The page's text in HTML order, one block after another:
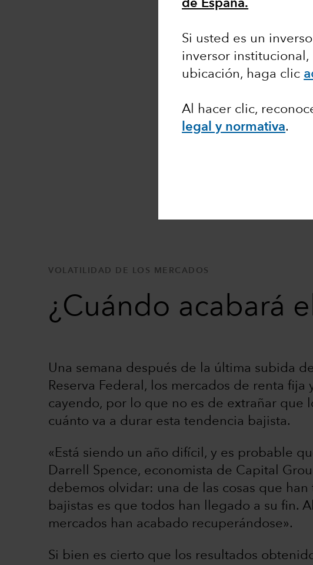
de España.
Si usted es un
inversor
ubicación, haga clic
Al hacer clic,
legal y normativa.
VOLATILIDAD DE LOS MERCADOS
¿Cuándo acabará
Una semana después de la última subida
Reserva Federal, los mercados de renta
cayendo, por lo que no es de extrañar que
cuánto va a durar esta tendencia bajista.
«Está siendo un año difícil, y es probable
Darrell Spence, economista de Capital
debemos olvidar: una de las cosas que
bajistas es que todos han llegado a su fin.
mercados han acabado recuperándose».
Si bien es cierto que los resultados